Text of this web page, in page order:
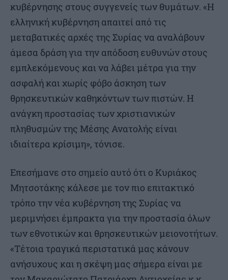
κυβέρνησης στους συγγενείς των θυμάτων. «Η
ελληνική κυβέρνηση απαιτεί από τις
μεταβατικές αρχές της Συρίας να αναλάβουν
άμεσα δράση για την απόδοση ευθυνών στους
εμπλεκόμενους και να λάβει μέτρα για την
ασφαλή και χωρίς φόβο άσκηση των
θρησκευτικών καθηκόντων των πιστών. Η
ανάγκη προστασίας των χριστιανικών
πληθυσμών της Μέσης Ανατολής είναι
ιδιαίτερα κρίσιμη», τόνισε.
Επεσήμανε στο σημείο αυτό ότι ο Κυριάκος
Μητσοτάκης κάλεσε με τον πιο επιτακτικό
τρόπο την νέα κυβέρνηση της Συρίας να
μεριμνήσει έμπρακτα για την προστασία όλων
των εθνοτικών και θρησκευτικών μειονοτήτων.
«Τέτοια τραγικά περιστατικά μας κάνουν
ανήσυχους και η σκέψη μας σήμερα είναι με